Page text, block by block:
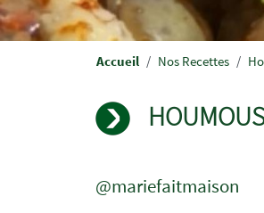
Accueil Nos Recettes
@mariefaitmaison